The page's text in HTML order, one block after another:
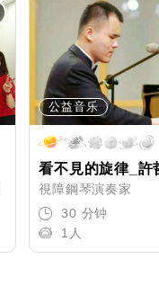
公益音乐
看不見的旋律_許
視障鋼琴演奏家
30 分钟
1人